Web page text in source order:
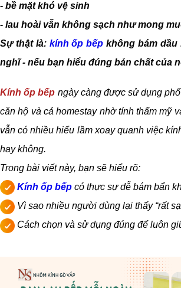
- bề mặt khó vệ sinh
- lau hoài vẫn không sạch như mong
Sự thật là: kính ốp bếp không bám
nghĩ - nếu bạn hiểu đúng bản chất của
Kính ốp bếp ngày càng được sử dụng
căn hộ và cả homestay nhờ tính thẩm mỹ
vẫn có nhiều hiểu lầm xoay quanh việc
hay không.
Trong bài viết này, bạn sẽ hiểu rõ:
Kính ốp bếp có thực sự dễ bám bẩn
Vì sao nhiều người dùng lại thấy “rất
Cách chọn và sử dụng đúng để luôn